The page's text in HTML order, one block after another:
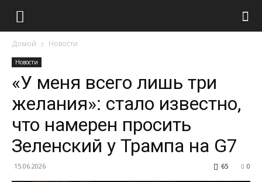
Домой Новости
Новости
«У меня всего лишь три
желания»: стало известно,
что намерен просить
Зеленский у Трампа на G7
15.06.2026 0
65